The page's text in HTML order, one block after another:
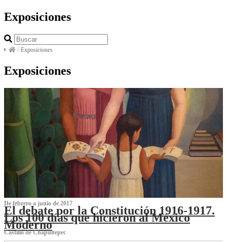
Exposiciones
/ Exposiciones
Exposiciones
De febrero a junio de 2017
El debate por la Constitución 1916-1917.
Los 100 días que hicieron al México
Moderno
Castillo de Chapultepec